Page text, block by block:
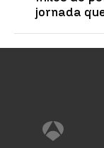
jornada